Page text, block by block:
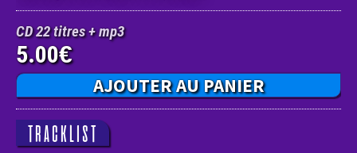
CD 22 titres + mp3
5.00€
AJOUTER AU PANIER
TRACKLIST